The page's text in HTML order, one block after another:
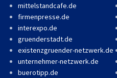
mittelstandcafe.de
firmenpresse.de
interexpo.de
gruenderstadt.de
existenzgruender-netzwerk.de
unternehmer-netzwerk.de
buerotipp.de